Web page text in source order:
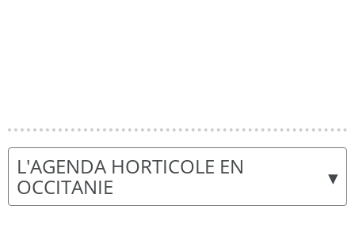
▾
L'AGENDA HORTICOLE EN
OCCITANIE